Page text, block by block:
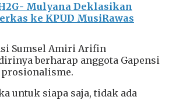
Mulyana Deklasikan
ke KPUD MusiRawas
Sumsel Amiri Arifin
berharap anggota Gapensi
untuk siapa saja, tidak ada